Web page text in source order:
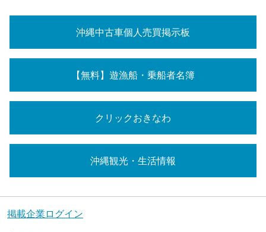
沖縄中古車個人売買掲示板
【無料】遊漁船・乗船者名簿
クリックおきなわ
沖縄観光・生活情報
掲載企業ログイン